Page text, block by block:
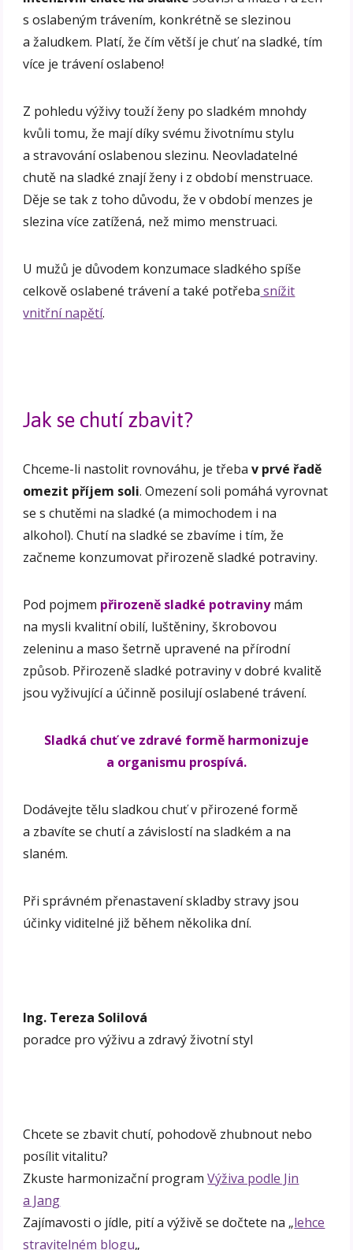
s oslabeným trávením, konkrétně se slezinou
a žaludkem. Platí, že čím větší je chuť na sladké, tím
více je trávení oslabeno!
Z pohledu výživy touží ženy po sladkém mnohdy
kvůli tomu, že mají díky svému životnímu stylu
a stravování oslabenou slezinu. Neovladatelné
chutě na sladké znají ženy i z období menstruace.
Děje se tak z toho důvodu, že v období menzes je
slezina více zatížená, než mimo menstruaci.
U mužů je důvodem konzumace sladkého spíše
celkově oslabené trávení a také potřeba snížit
vnitřní napětí.
Jak se chutí zbavit?
Chceme-li nastolit rovnováhu, je třebav prvé řadě
omezit příjem soli. Omezení soli pomáhá vyrovnat
se s chutěmi na sladké (a mimochodem i na
alkohol). Chutí na sladké se zbavíme i tím, že
začneme konzumovat přirozeně sladké potraviny.
Pod pojmem přirozeně sladké potravinymám
na mysli kvalitní obilí, luštěniny, škrobovou
zeleninu a maso šetrně upravené na přírodní
způsob. Přirozeně sladké potraviny v dobré kvalitě
jsou vyživující a účinně posilují oslabené trávení.
Sladká chuť ve zdravé formě harmonizuje
a organismu prospívá.
Dodávejte tělu sladkou chuť v přirozené formě
a zbavíte se chutí a závislostí na sladkém a na
slaném.
Při správném přenastavení skladby stravy jsou
účinky viditelné již během několika dní.
Ing. Tereza Solilová
poradce pro výživu a zdravý životní styl
Chcete se zbavit chutí, pohodově zhubnout nebo
posílit vitalitu?
Zkuste harmonizační programVýživa podle Jin
a Jang
Zajímavosti o jídle, pití a výživě se dočtete na „lehce
stravitelném blogu„